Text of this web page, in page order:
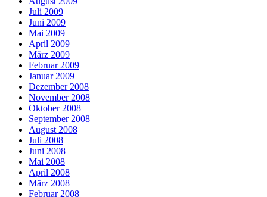
Juli 2009
Juni 2009
Mai 2009
April 2009
März 2009
Februar 2009
Januar 2009
Dezember 2008
November 2008
Oktober 2008
September 2008
August 2008
Juli 2008
Juni 2008
Mai 2008
April 2008
März 2008
Februar 2008